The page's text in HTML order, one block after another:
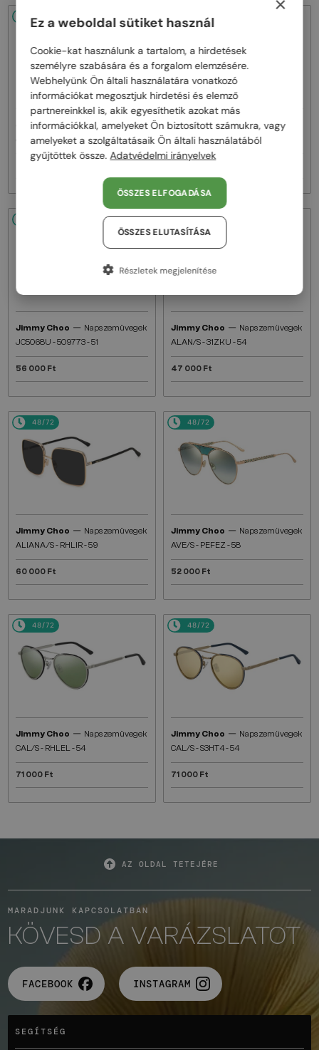
48/72
Jimmy Choo—Napszemüvegek
JC4012 - 300613 - 60
48/72
Jimmy Choo—Napszemüvegek
ABBIE/G/S - W8QK1 - 61
Jimmy Choo — Napszemüvegek
JC5068U - 509773 - 51
56 000 Ft
48/72
Jimmy Choo — Napszemüvegek
ALAN/S - 31ZKU - 54
47 000 Ft
48/72
Jimmy Choo — Napszemüvegek
ALIANA/S - RHLIR - 59
60 000 Ft
48/72
Jimmy Choo — Napszemüvegek
AVE/S - PEFEZ - 58
52 000 Ft
48/72
Jimmy Choo — Napszemüvegek
CAL/S - RHLEL - 54
71 000 Ft
48/72
Jimmy Choo — Napszemüvegek
CAL/S - S3HT4 - 54
71 000 Ft
AZ OLDAL TETEJÉRE
MARADJUNK KAPCSOLATBAN
KÖVESD A VARÁZSLATOT
FACEBOOK INSTAGRAM
SEGÍTSÉG
Ez a weboldal sütiket használ
Cookie-kat használunk a tartalom, a hirdetések
személyre szabására és a forgalom elemzésére.
Webhelyünk Ön általi használatára vonatkozó
információkat megosztjuk hirdetési és elemző
partnereinkkel is, akik egyesíthetik azokat más
információkkal, amelyeket Ön biztosított számukra, vagy
amelyeket a szolgáltatásaik Ön általi használatából
gyűjtöttek össze.Adatvédelmi irányelvek
ÖSSZES ELFOGADÁSA
ÖSSZES ELUTASÍTÁSA
Részletek megjelenítése